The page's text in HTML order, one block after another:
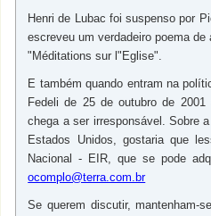
Henri de Lubac foi suspenso por
escreveu um verdadeiro poema
"Méditations sur l"Eglise".
E também quando entram na
Fedeli de 25 de outubro de
chega a ser irresponsável. Sobre
Estados Unidos, gostaria que
Nacional - EIR, que se pode
ocomplo@terra.com.br
Se querem discutir, mantenham-